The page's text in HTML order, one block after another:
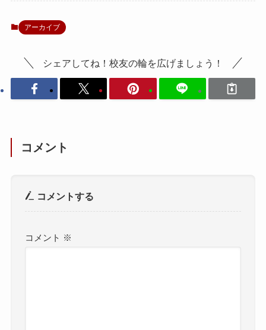
アーカイブ
シェアしてね！校友の輪を広げましょう！
コメント
コメントする
コメント ※